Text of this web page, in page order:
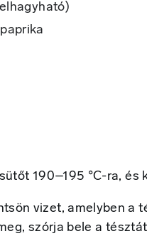
190–195 °C-ra,
vizet, amelyben a
szórja bele a